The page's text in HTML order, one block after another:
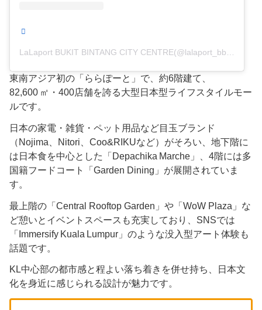
東南アジア初の「ららぽーと」で、約6階建て、
82,600 ㎡・400店舗を誇る大型日本型ライフスタイルモー
ルです。
日本の家電・雑貨・ペット用品など目玉ブランド
（Nojima、Nitori、Coo&RIKUなど）がそろい、地下階に
は日本食を中心とした「Depachika Marche」、4階には多
国籍フードコート「Garden Dining」が展開されていま
す。
最上階の「Central Rooftop Garden」や「WoW Plaza」な
ど憩いとイベントスペースも充実しており、SNSでは
「Immersify Kuala Lumpur」のような没入型アート体験も
話題です。
KL中心部の都市感と程よい落ち着きを併せ持ち、日本文
化を身近に感じられる設計が魅力です。